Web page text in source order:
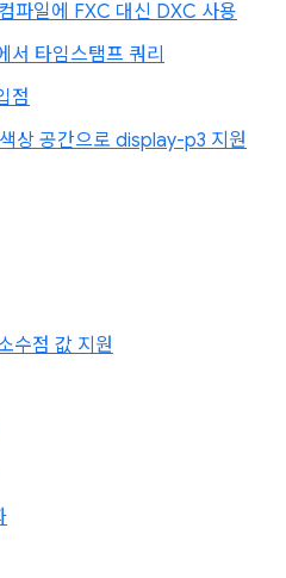
파일에 FXC 대신 DXC 사용
서 타임스탬프 쿼리
점
상 공간으로 display-p3 지원
수점 값 지원